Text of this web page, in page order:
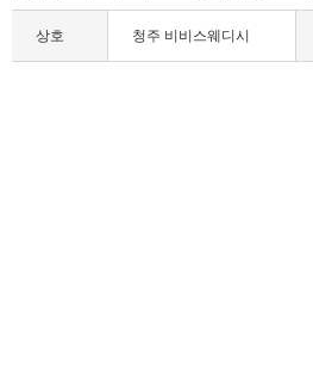
상호 청주 비비스웨디시